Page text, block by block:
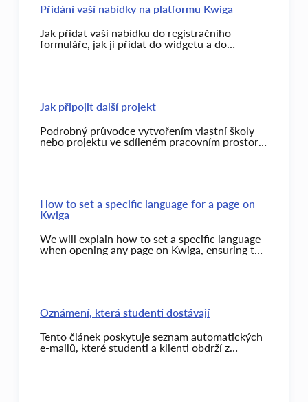
Přidání vaší nabídky na platformu Kwiga
Jak přidat vaši nabídku do registračního
formuláře, jak ji přidat do widgetu a do
Jak připojit další projekt
Podrobný průvodce vytvořením vlastní školy
nebo projektu ve sdíleném pracovním prostoru
How to set a specific language for a page on
Kwiga
We will explain how to set a specific language
when opening any page on Kwiga, ensuring the
Oznámení, která studenti dostávají
Tento článek poskytuje seznam automatických
e-mailů, které studenti a klienti obdrží z